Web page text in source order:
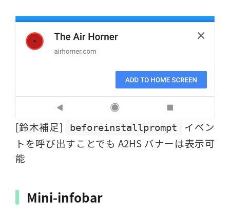
[鈴木補足] beforeinstallprompt
イベン
トを呼び出すことでも A2HS バナーは表示可
能
Mini-infobar